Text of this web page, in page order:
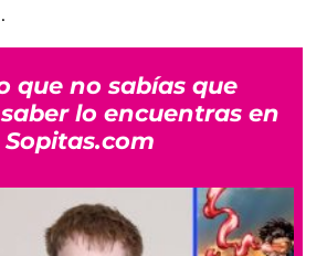
que no sabías que
lo encuentras en
Sopitas.com